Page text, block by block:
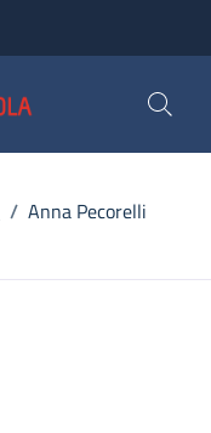
/ Anna Pecorelli